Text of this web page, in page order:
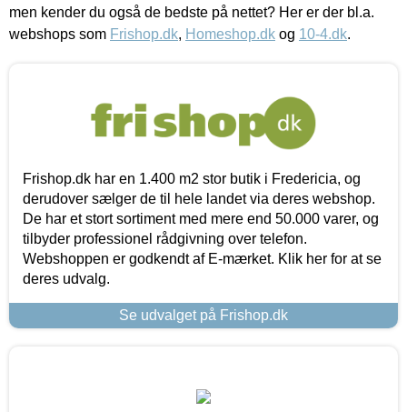
men kender du også de bedste på nettet? Her er der bl.a.
webshops som Frishop.dk, Homeshop.dk og 10-4.dk.
Frishop.dk har en 1.400 m2 stor butik i Fredericia, og
derudover sælger de til hele landet via deres webshop.
De har et stort sortiment med mere end 50.000 varer, og
tilbyder professionel rådgivning over telefon.
Webshoppen er godkendt af E-mærket. Klik her for at se
deres udvalg.
Se udvalget på Frishop.dk